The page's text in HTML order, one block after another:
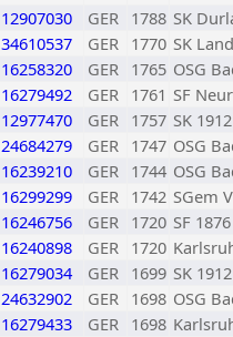
12907030 GER 1788 SK
34610537 GER 1770 SK
16258320 GER 1765 OSG
16279492 GER 1761 SF
12977470 GER 1757 SK
24684279 GER 1747 OSG
16239210 GER 1744 OSG
16299299 GER 1742 SGem
16246756 GER 1720 SF
16240898 GER 1720
16279034 GER 1699 SK
24632902 GER 1698 OSG
16279433 GER 1698